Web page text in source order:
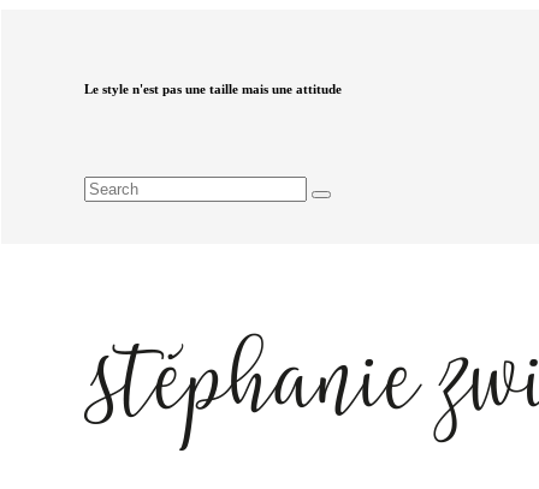
Le style n'est pas une taille mais une attitude